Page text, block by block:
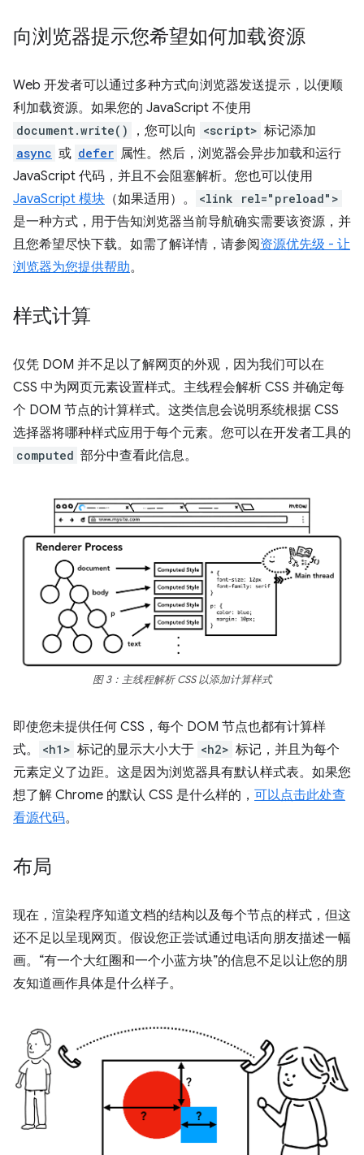
向浏览器提示您希望如何加载资源
Web 开发者可以通过多种方式向浏览器发送提示，以便顺
利加载资源。如果您的 JavaScript 不使用
document.write() ，您可以向 <script> 标记添加
async 或 defer 属性。然后，浏览器会异步加载和运行
JavaScript 代码，并且不会阻塞解析。您也可以使用
JavaScript 模块 （如果适用）。 <link rel="preload">
是一种方式，用于告知浏览器当前导航确实需要该资源，并
且您希望尽快下载。如需了解详情，请参阅资源优先级 - 让
浏览器为您提供帮助。
样式计算
仅凭 DOM 并不足以了解网页的外观，因为我们可以在
CSS 中为网页元素设置样式。主线程会解析 CSS 并确定每
个 DOM 节点的计算样式。这类信息会说明系统根据 CSS
选择器将哪种样式应用于每个元素。您可以在开发者工具的
computed 部分中查看此信息。
图 3：主线程解析 CSS 以添加计算样式
即使您未提供任何 CSS，每个 DOM 节点也都有计算样
式。
<h1> 标记的显示大小大于 <h2> 标记，并且为每个
元素定义了边距。这是因为浏览器具有默认样式表。如果您
想了解 Chrome 的默认 CSS 是什么样的， 可以点击此处查
看源代码。
布局
现在，渲染程序知道文档的结构以及每个节点的样式，但这
还不足以呈现网页。假设您正尝试通过电话向朋友描述一幅
画。“有一个大红圈和一个小蓝方块”的信息不足以让您的朋
友知道画作具体是什么样子。